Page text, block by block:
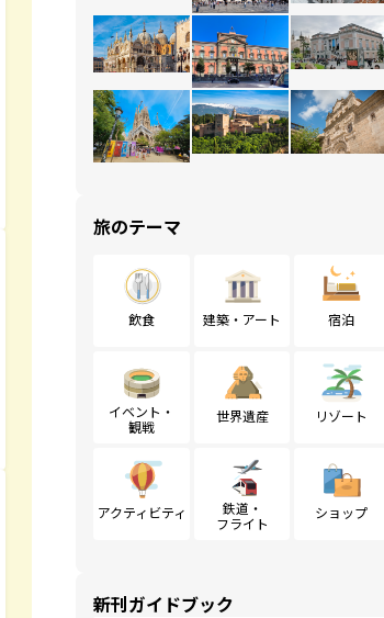
旅のテーマ
飲食 建築・アート 宿泊
イベント・
観戦
世界遺産 リゾート
アクティビティ
鉄道・
フライト
ショップ
新刊ガイドブック